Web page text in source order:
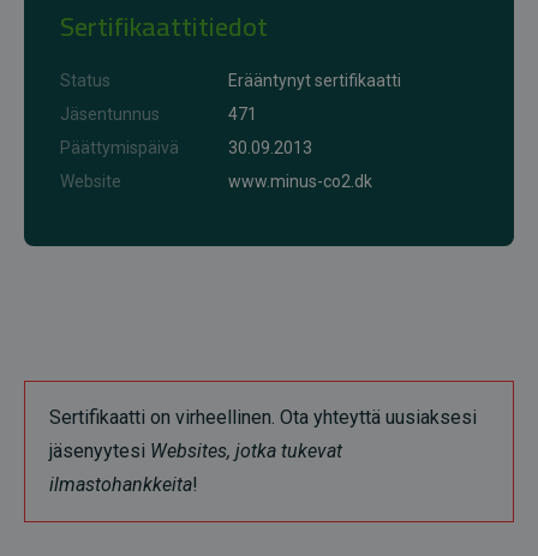
Sertifikaattitiedot
Status
Erääntynyt sertifikaatti
Jäsentunnus
471
Päättymispäivä
30.09.2013
Website
www.minus-co2.dk
Sertifikaatti on virheellinen. Ota yhteyttä uusiaksesi
jäsenyytesi Websites, jotka tukevat
ilmastohankkeita!